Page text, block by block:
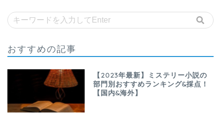
おすすめの記事
【2023年最新】ミステリー小説の
部門別おすすめランキング&採点！
【国内&海外】